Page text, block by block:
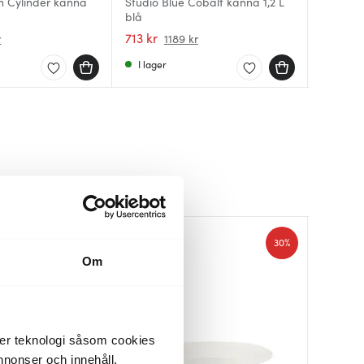
Om
teknologi såsom cookies
och innehåll,
blå
713 kr 1189 kr
I lager
30%